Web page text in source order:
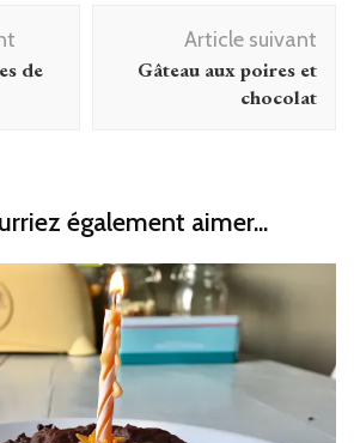
de
Article suivant
Gâteau aux poires et
chocolat
également aimer...